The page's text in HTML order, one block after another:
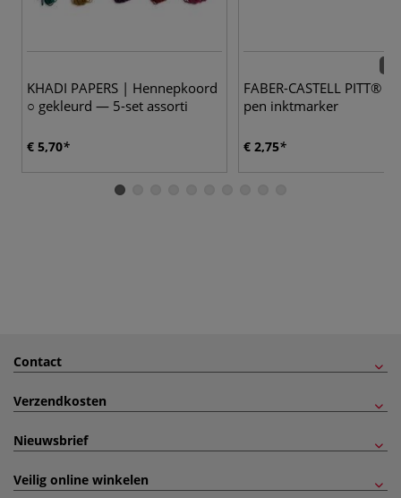
KHADI PAPERS | Hennepkoord
○ gekleurd — 5-set assorti
€ 5,70
FABER-CASTELL PITT®
pen inktmarker
€ 2,75
Contact
Verzendkosten
Nieuwsbrief
Veilig online winkelen